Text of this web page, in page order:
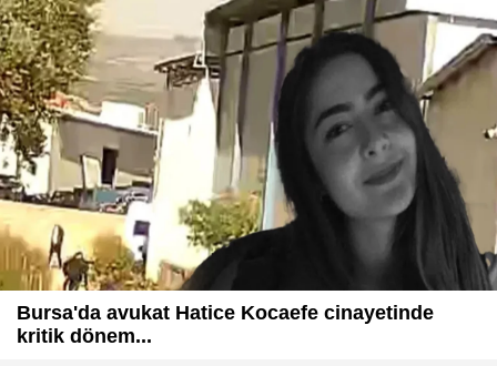
Bursa'da avukat Hatice Kocaefe cinayetinde
kritik dönem...